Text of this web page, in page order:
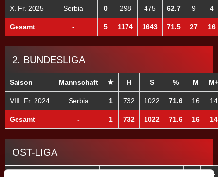
X. Fr. 2025 Serbia 0 298 475 62.7 9 4
Gesamt - 5 1174 1643 71.5 27 16
2. BUNDESLIGA
Saison Mannschaft ★ H S % M M+
VIII. Fr. 2024 Serbia 1 732 1022 71.6 16 14
Gesamt - 1 732 1022 71.6 16 14
OST-LIGA
M+